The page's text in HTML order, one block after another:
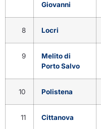
Giovanni
8 Locri
9
Melito di
Porto Salvo
10 Polistena
11 Cittanova